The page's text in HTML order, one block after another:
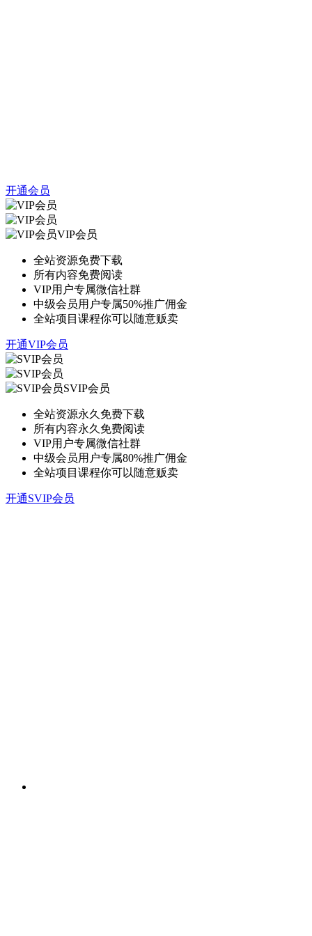
开通会员
VIP会员
全站资源免费下载
所有内容免费阅读
VIP用户专属微信社群
中级会员用户专属50%推广佣金
全站项目课程你可以随意贩卖
开通VIP会员
SVIP会员
全站资源永久免费下载
所有内容永久免费阅读
VIP用户专属微信社群
中级会员用户专属80%推广佣金
全站项目课程你可以随意贩卖
开通SVIP会员